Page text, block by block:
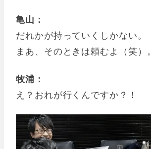
亀山：
だれかが持っていくしかない。
まあ、そのときは頼むよ（笑）。
牧浦：
え？おれが行くんですか？！